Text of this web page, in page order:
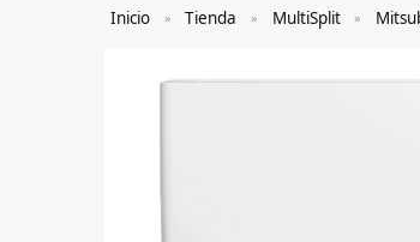
Inicio » Tienda » MultiSplit »